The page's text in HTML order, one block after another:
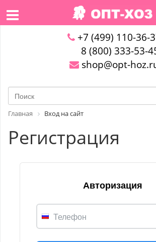
+7 (499) 110-36-
8 (800) 333-53-
shop@opt-
Главная Вход на сайт
Регистрация
Авторизация
Телефон